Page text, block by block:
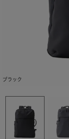
ブラック